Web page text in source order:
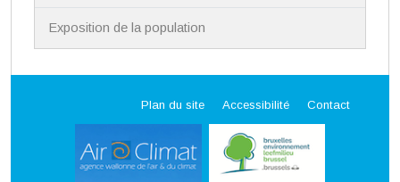
Exposition de la population
Plan du site Accessibilité Contact